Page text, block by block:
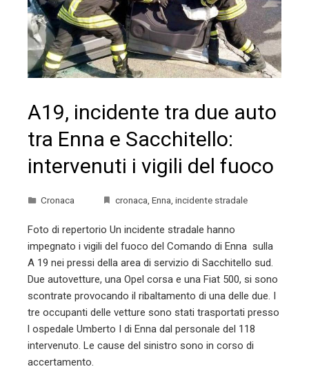
A19, incidente tra due auto
tra Enna e Sacchitello:
intervenuti i vigili del fuoco
Cronaca cronaca Enna incidente stradale
Foto di repertorio Un incidente stradale hanno
impegnato i vigili del fuoco del Comando di Enna sulla
A 19 nei pressi della area di servizio di Sacchitello sud.
Due autovetture, una Opel corsa e una Fiat 500, si sono
scontrate provocando il ribaltamento di una delle due. I
tre occupanti delle vetture sono stati trasportati presso
l ospedale Umberto I di Enna dal personale del 118
intervenuto. Le cause del sinistro sono in corso di
accertamento.